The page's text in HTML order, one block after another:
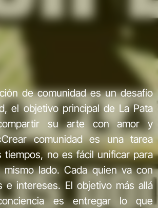
de comunidad es un desafío
el objetivo principal de La Pata
su arte con amor y
comunidad es una tarea
tiempos, no es fácil unificar para
mismo lado. Cada quien va con
e intereses. El objetivo más allá
es entregar lo que